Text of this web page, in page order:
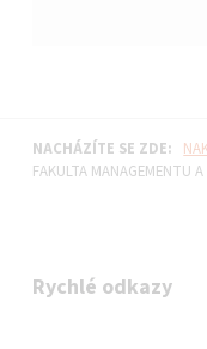
NACHÁZÍTE SE ZDE:
FAKULTA MANAGEMENTU
Rychlé odkazy